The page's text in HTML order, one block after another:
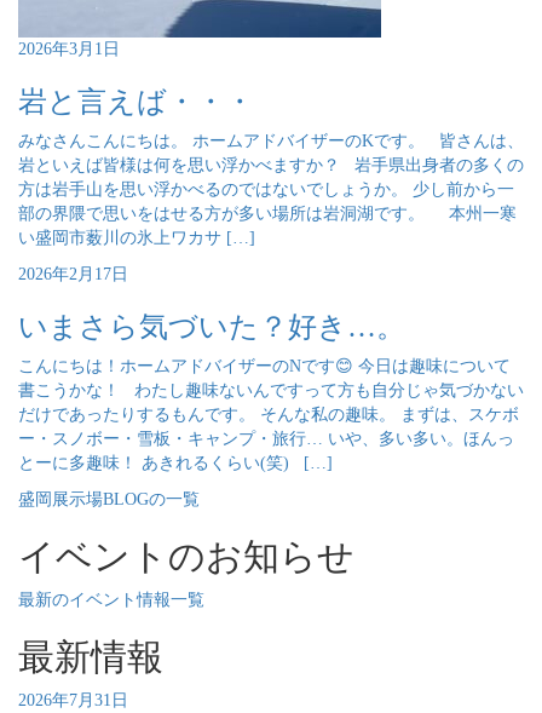
2026年3月1日
岩と言えば・・・
みなさんこんにちは。 ホームアドバイザーのKです。 皆さんは、
岩といえば皆様は何を思い浮かべますか？ 岩手県出身者の多くの
方は岩手山を思い浮かべるのではないでしょうか。 少し前から一
部の界隈で思いをはせる方が多い場所は岩洞湖です。 本州一寒
い盛岡市薮川の氷上ワカサ […]
2026年2月17日
いまさら気づいた？好き…。
こんにちは！ホームアドバイザーのNです😊 今日は趣味について
書こうかな！ わたし趣味ないんですって方も自分じゃ気づかない
だけであったりするもんです。 そんな私の趣味。 まずは、スケボ
ー・スノボー・雪板・キャンプ・旅行… いや、多い多い。ほんっ
とーに多趣味！ あきれるくらい(笑) […]
盛岡展示場BLOGの一覧
イベントのお知らせ
最新のイベント情報一覧
最新情報
2026年7月31日